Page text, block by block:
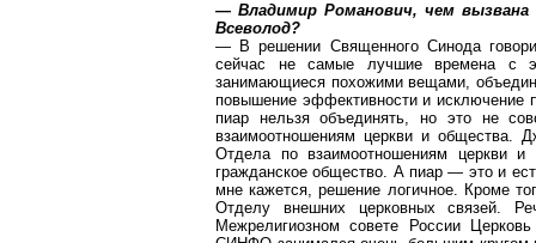
— Владимир Романович, чем
Всеволод?
— В решении Священного Синода
сейчас не самые лучшие времена с
занимающиеся похожими вещами,
повышение эффективности и
пиар нельзя объединять, но это не
взаимоотношениям церкви и общества.
Отдела по взаимоотношениям церкви
гражданское общество. А пиар — это и
мне кажется, решение логичное. Кроме
Отделу внешних церковных связей.
Межрелигиозном совете России